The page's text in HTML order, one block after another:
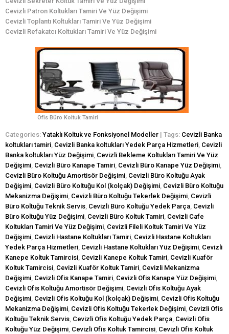
Cevizli Patron Koltukları Tamiri Ve Yüz Değişimi
Cevizli Toplantı Koltukları Tamiri Ve Yüz Değişimi
Cevizli Refakatcı Koltukları Tamiri Ve Yüz Değişimi
Ofis Büro Koltuk Tamiri
Categories: Yataklı Koltuk ve Fonksiyonel Modeller | Tags: Cevizli Banka
koltukları tamiri, Cevizli Banka koltukları Yedek Parça Hizmetleri, Cevizli
Banka koltukları Yüz Değişimi, Cevizli Bekleme Koltukları Tamiri Ve Yüz
Değişimi, Cevizli Büro Kanape Tamiri, Cevizli Büro Kanape Yüz Değişimi,
Cevizli Büro Koltuğu Amortisör Değişimi, Cevizli Büro Koltuğu Ayak
Değişimi, Cevizli Büro Koltuğu Kol (kolçak) Değişimi, Cevizli Büro Koltuğu
Mekanizma Değişimi, Cevizli Büro Koltuğu Tekerlek Değişimi, Cevizli
Büro Koltuğu Teknik Servis, Cevizli Büro Koltuğu Yedek Parça, Cevizli
Büro Koltuğu Yüz Değişimi, Cevizli Büro Koltuk Tamiri, Cevizli Cafe
Koltukları Tamiri Ve Yüz Değişimi, Cevizli Fileli Koltuk Tamiri Ve Yüz
Değişimi, Cevizli Hastane Koltukları Tamiri, Cevizli Hastane Koltukları
Yedek Parça Hizmetleri, Cevizli Hastane Koltukları Yüz Değişimi, Cevizli
Kanepe Koltuk Tamircisi, Cevizli Kanepe Koltuk Tamiri, Cevizli Kuaför
Koltuk Tamircisi, Cevizli Kuaför Koltuk Tamiri, Cevizli Mekanizma
Değişimi, Cevizli Ofis Kanape Tamiri, Cevizli Ofis Kanape Yüz Değişimi,
Cevizli Ofis Koltuğu Amortisör Değişimi, Cevizli Ofis Koltuğu Ayak
Değişimi, Cevizli Ofis Koltuğu Kol (kolçak) Değişimi, Cevizli Ofis Koltuğu
Mekanizma Değişimi, Cevizli Ofis Koltuğu Tekerlek Değişimi, Cevizli Ofis
Koltuğu Teknik Servis, Cevizli Ofis Koltuğu Yedek Parça, Cevizli Ofis
Koltuğu Yüz Değişimi, Cevizli Ofis Koltuk Tamircisi, Cevizli Ofis Koltuk